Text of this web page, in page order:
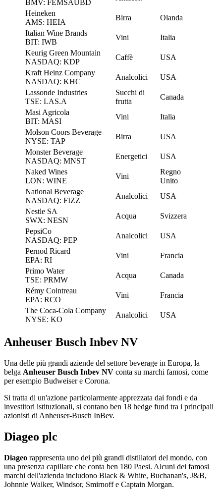
BMV: FEMSAUBD
Heineken
AMS: HEIA
Birra
Olanda
Italian Wine Brands
BIT: IWB
Vini
Italia
Keurig Green Mountain
NASDAQ: KDP
Caffè
USA
Kraft Heinz Company
NASDAQ: KHC
Analcolici
USA
Lassonde Industries
TSE: LAS.A
Succhi di
frutta
Canada
Masi Agricola
BIT: MASI
Vini
Italia
Molson Coors Beverage
NYSE: TAP
Birra
USA
Monster Beverage
NASDAQ: MNST
Energetici
USA
Naked Wines
LON: WINE
Vini
Regno
Unito
National Beverage
NASDAQ: FIZZ
Analcolici
USA
Nestle SA
SWX: NESN
Acqua
Svizzera
PepsiCo
NASDAQ: PEP
Analcolici
USA
Pernod Ricard
EPA: RI
Vini
Francia
Primo Water
TSE: PRMW
Acqua
Canada
Rémy Cointreau
EPA: RCO
Vini
Francia
The Coca-Cola Company
NYSE: KO
Analcolici USA
Anheuser Busch Inbev NV
Una delle più grandi aziende del settore beverage in Europa, la
belga Anheuser Busch Inbev NV conta su marchi famosi, come
per esempio Budweiser e Corona.
Si tratta di un'azione particolarmente apprezzata dai fondi e da
investitori istituzionali, si contano ben 18 hedge fund tra i principali
azionisti di Anheuser-Busch InBev.
Diageo plc
Diageo rappresenta uno dei più grandi distillatori del mondo, con
una presenza capillare che conta ben 180 Paesi. Alcuni dei famosi
marchi dell'azienda includono Black & White, Buchanan's, J&B,
Johnnie Walker, Windsor, Smirnoff e Captain Morgan.